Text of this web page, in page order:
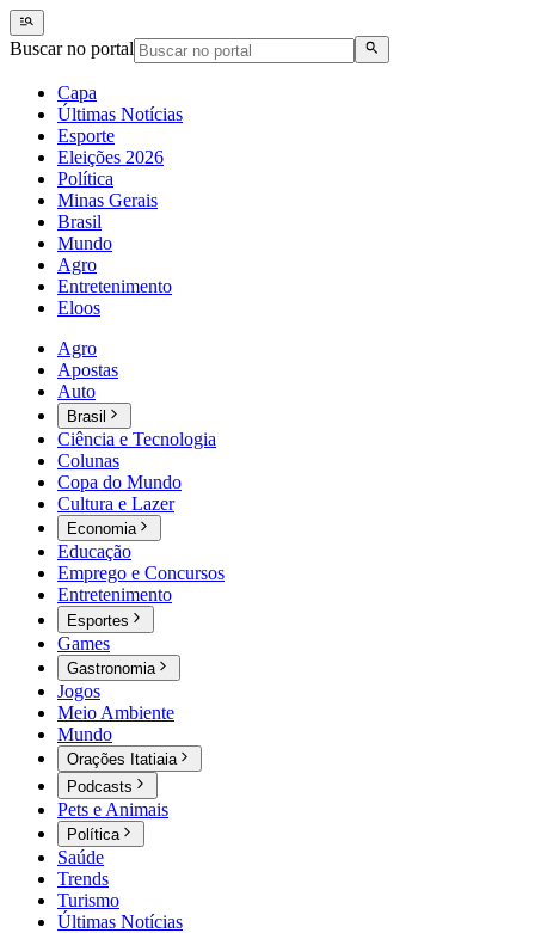
Buscar no portal
Capa
Últimas Notícias
Esporte
Eleições 2026
Política
Minas Gerais
Brasil
Mundo
Agro
Entretenimento
Eloos
Agro
Apostas
Auto
Brasil
Ciência e Tecnologia
Colunas
Copa do Mundo
Cultura e Lazer
Economia
Educação
Emprego e Concursos
Entretenimento
Esportes
Games
Gastronomia
Jogos
Meio Ambiente
Mundo
Orações Itatiaia
Podcasts
Pets e Animais
Política
Saúde
Trends
Turismo
Últimas Notícias